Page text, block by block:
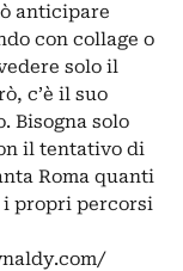
anticipare
con collage o
solo il
c’è il suo
Bisogna solo
il tentativo di
Roma quanti
i propri percorsi